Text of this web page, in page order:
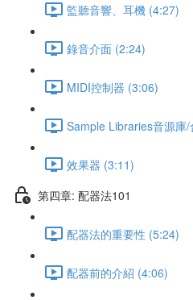
監聽音響、耳機 (4:27)
錄音介面 (2:24)
MIDI控制器 (3:06)
Sample Libraries音源庫
效果器 (3:11)
第四章: 配器法101
配器法的重要性 (5:24)
配器前的介紹 (4:06)